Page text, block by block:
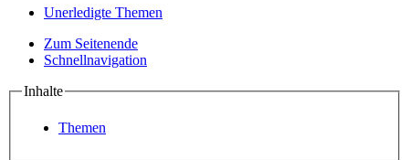
Unerledigte Themen
Zum Seitenende
Schnellnavigation
Inhalte
Themen